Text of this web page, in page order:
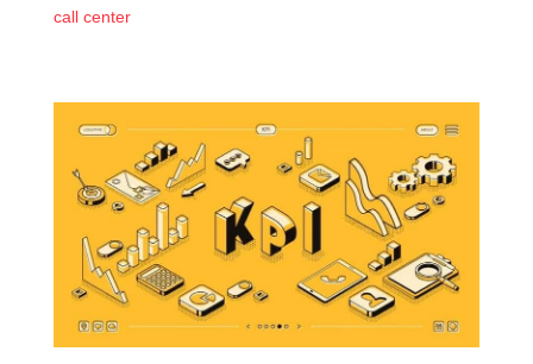
call center